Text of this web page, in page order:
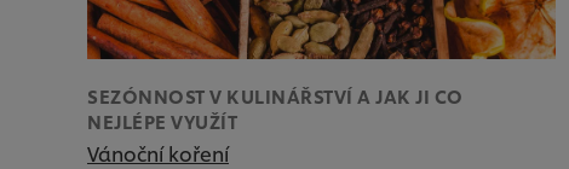
SEZÓNNOST V KULINÁŘSTVÍ A JAK JI CO
NEJLÉPE VYUŽÍT
Vánoční koření